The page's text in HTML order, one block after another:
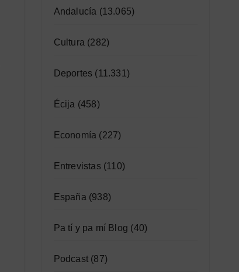
Andalucía (13.065)
Cultura (282)
Deportes (11.331)
Écija (458)
Economía (227)
Entrevistas(110)
España (938)
Pa tí y pa mí Blog (40)
Podcast(87)